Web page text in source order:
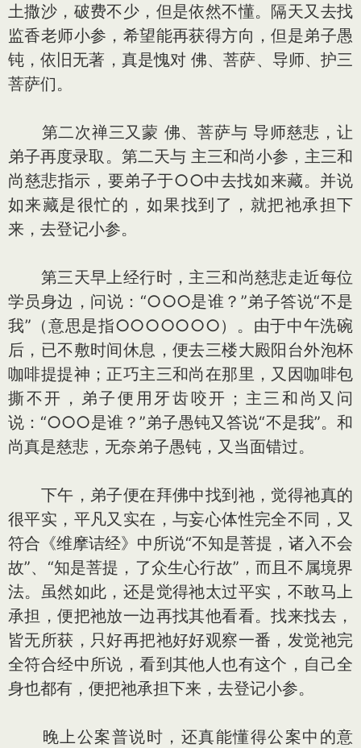
土撒沙，破费不少，但是依然不懂。隔天又去找
监香老师小参，希望能再获得方向，但是弟子愚
钝，依旧无著，真是愧对 佛、菩萨、导师、护三
菩萨们。
第二次禅三又蒙 佛、菩萨与 导师慈悲，让
弟子再度录取。第二天与 主三和尚小参，主三和
尚慈悲指示，要弟子于○○中去找如来藏。并说
如来藏是很忙的，如果找到了，就把祂承担下
来，去登记小参。
第三天早上经行时，主三和尚慈悲走近每位
学员身边，问说：“○○○是谁？”弟子答说“不是
我”（意思是指○○○○○○○）。由于中午洗碗
后，已不敷时间休息，便去三楼大殿阳台外泡杯
咖啡提提神；正巧主三和尚在那里，又因咖啡包
撕不开，弟子便用牙齿咬开；主三和尚又问
说：“○○○是谁？”弟子愚钝又答说“不是我”。和
尚真是慈悲，无奈弟子愚钝，又当面错过。
下午，弟子便在拜佛中找到祂，觉得祂真的
很平实，平凡又实在，与妄心体性完全不同，又
符合《维摩诘经》中所说“不知是菩提，诸入不会
故”、“知是菩提，了众生心行故”，而且不属境界
法。虽然如此，还是觉得祂太过平实，不敢马上
承担，便把祂放一边再找其他看看。找来找去，
皆无所获，只好再把祂好好观察一番，发觉祂完
全符合经中所说，看到其他人也有这个，自己全
身也都有，便把祂承担下来，去登记小参。
晚上公案普说时，还真能懂得公案中的意